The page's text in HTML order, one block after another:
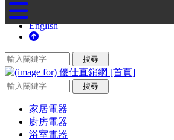
English
家居電器
廚房電器
浴室電器